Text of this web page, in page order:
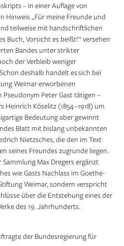
– in einer Auflage von
Hinweis „Für meine Freunde und
teilweise mit handschriftlichen
Buch, Vorsicht es beißt!“ versehen
Bandes unter strikter
der Verbleib weniger
deshalb handelt es sich bei
Weimar erworbenen
Peter Gast tätigen –
Köselitz (1854 –1918) um
Bedeutung aber gewinnt
Blatt mit bislang unbekannten
Nietzsches, die den im Text
seines Freundes zugrunde liegen.
Max Dregers ergänzt
wie Gasts Nachlass im Goethe-
Weimar, sondern verspricht
über die Entstehung eines der
des 19. Jahrhunderts.
der Bundes­regierung für